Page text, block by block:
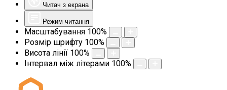
Читач з екрана
Режим читання
Масштабування 100%
Розмір шрифту 100%
Висота лінії 100%
Інтервал між літерами 100%